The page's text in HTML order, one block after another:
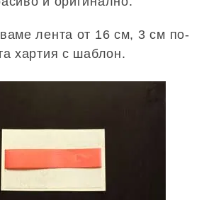
лента от 16 см, 3 см по-
хартия с шаблон.